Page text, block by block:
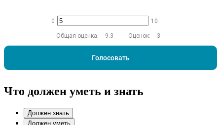
0 10
Общая оценка: 9.3 Оценок: 3
Голосовать
Что должен уметь и знать
Должен знать
Должен уметь